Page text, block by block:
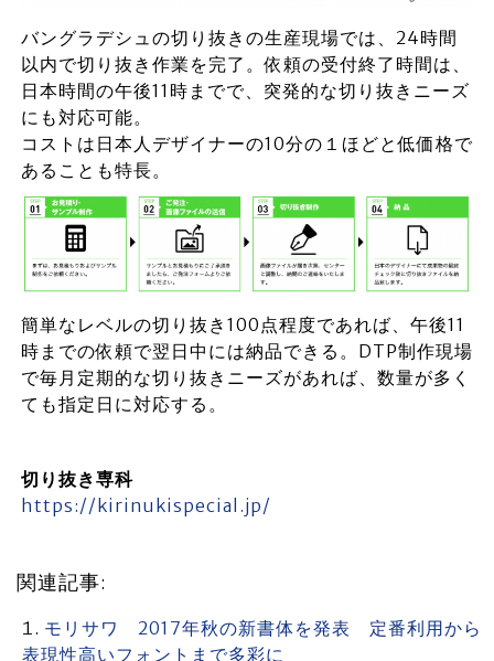
バングラデシュの切り抜きの生産現場では、24時間
以内で切り抜き作業を完了。依頼の受付終了時間は、
日本時間の午後11時までで、突発的な切り抜きニーズ
にも対応可能。
コストは日本人デザイナーの10分の１ほどと低価格で
あることも特長。
簡単なレベルの切り抜き100点程度であれば、午後11
時までの依頼で翌日中には納品できる。DTP制作現場
で毎月定期的な切り抜きニーズがあれば、数量が多く
ても指定日に対応する。
切り抜き専科
https://kirinukispecial.jp/
関連記事:
モリサワ 2017年秋の新書体を発表 定番利用から
表現性高いフォントまで多彩に